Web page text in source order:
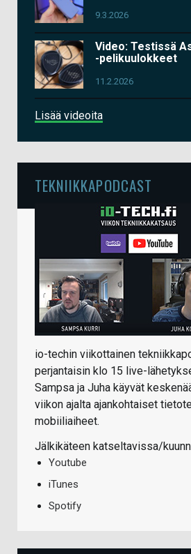
9.3.2026
Video: Testissä
-pelikuulokkeet
11.2.2026
Lisää videoita
TEKNIIKKAPODCAST
io-techin viikottainen
perjantaisin klo 15 live-
Sampsa ja Juha käyvät
viikon ajalta ajankohtaiset
mobiiliaiheet.
Jälkikäteen katseltavissa/
Youtube
iTunes
Spotify